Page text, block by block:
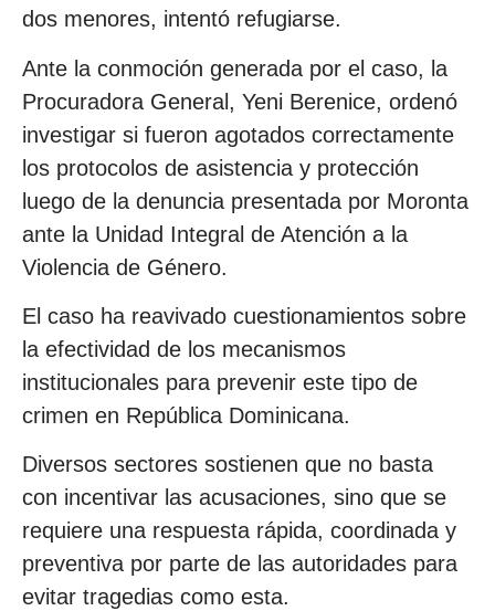
dos menores, intentó refugiarse.
Ante la conmoción generada por el caso, la
Procuradora General, Yeni Berenice, ordenó
investigar si fueron agotados correctamente
los protocolos de asistencia y protección
luego de la denuncia presentada por Moronta
ante la Unidad Integral de Atención a la
Violencia de Género.
El caso ha reavivado cuestionamientos sobre
la efectividad de los mecanismos
institucionales para prevenir este tipo de
crimen en República Dominicana.
Diversos sectores sostienen que no basta
con incentivar las acusaciones, sino que se
requiere una respuesta rápida, coordinada y
preventiva por parte de las autoridades para
evitar tragedias como esta.